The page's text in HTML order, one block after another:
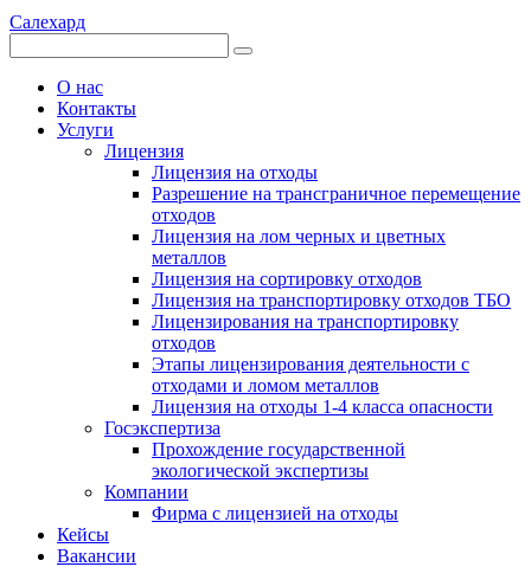
Салехард
О нас
Контакты
Услуги
Лицензия
Лицензия на отходы
Разрешение на трансграничное перемещение
отходов
Лицензия на лом черных и цветных
металлов
Лицензия на сортировку отходов
Лицензия на транспортировку отходов ТБО
Лицензирования на транспортировку
отходов
Этапы лицензирования деятельности с
отходами и ломом металлов
Лицензия на отходы 1-4 класса опасности
Госэкспертиза
Прохождение государственной
экологической экспертизы
Компании
Фирма с лицензией на отходы
Кейсы
Вакансии